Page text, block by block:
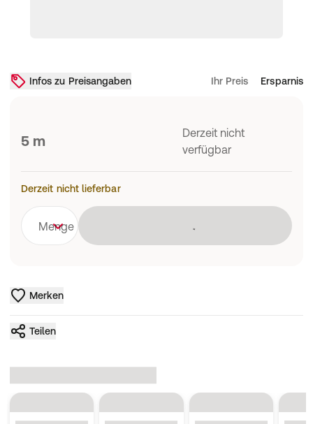
Infos zu Preisangaben Ihr Preis Ersparnis
5 m
Derzeit nicht
verfügbar
Derzeit nicht lieferbar
Menge Lädt
Merken
Teilen